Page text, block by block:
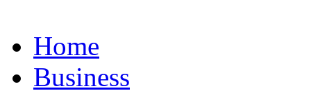
Home
Business